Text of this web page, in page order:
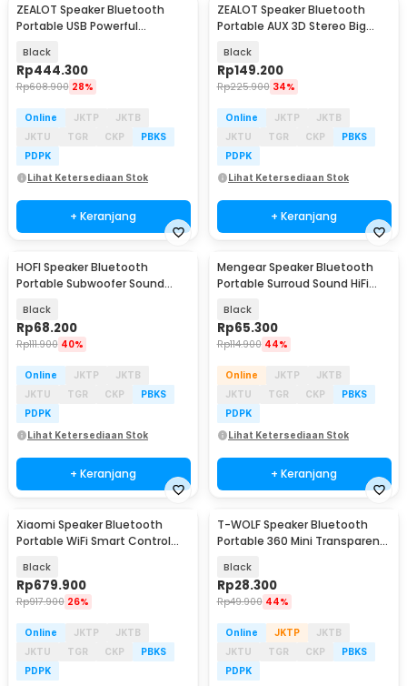
ZEALOT Speaker Bluetooth
Portable USB Powerful
Black
Rp444.300
Rp608.900 28%
Online JKTP
JKTB
JKTU
TGR CKP
PBKS
PDPK
Lihat Ketersediaan Stok
+ Keranjang
ZEALOT Speaker Bluetooth
Portable AUX 3D Stereo Big
Black
Rp149.200
Rp225.900 34%
Online JKTP
JKTB
JKTU
TGR CKP
PBKS
PDPK
Lihat Ketersediaan Stok
+ Keranjang
HOFI Speaker Bluetooth
Portable Subwoofer Sound
Black
Rp68.200
Rp111.900 40%
Online JKTP
JKTB
JKTU
TGR CKP
PBKS
PDPK
Lihat Ketersediaan Stok
+ Keranjang
Mengear Speaker Bluetooth
Portable Surroud Sound HiFi
Black
Rp65.300
Rp114.900 44%
Online JKTP
JKTB
JKTU
TGR CKP
PBKS
PDPK
Lihat Ketersediaan Stok
+ Keranjang
Xiaomi Speaker Bluetooth
Portable WiFi Smart Control
Black
Rp679.900
Rp917.900 26%
Online JKTP
JKTB
JKTU
TGR CKP
PBKS
PDPK
T-WOLF Speaker Bluetooth
Portable 360 Mini Transparent
Black
Rp28.300
Rp49.900 44%
Online JKTP
JKTB
JKTU
TGR CKP
PBKS
PDPK